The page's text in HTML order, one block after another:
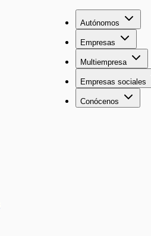
Autónomos
Empresas
Multiempresa
Empresas sociales
Conócenos